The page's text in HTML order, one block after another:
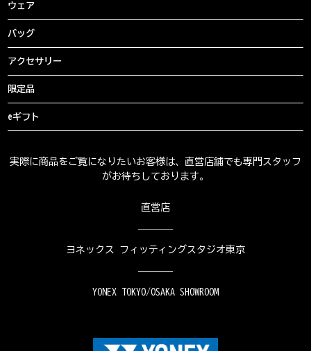
ウェア
バッグ
アクセサリー
限定品
eギフト
実際に商品をご覧になりたいお客様は、直営店舗でも専門スタッフ
がお待ちしております。
直営店
ヨネックス フィッティングスタジオ東京
YONEX TOKYO/OSAKA SHOWROOM